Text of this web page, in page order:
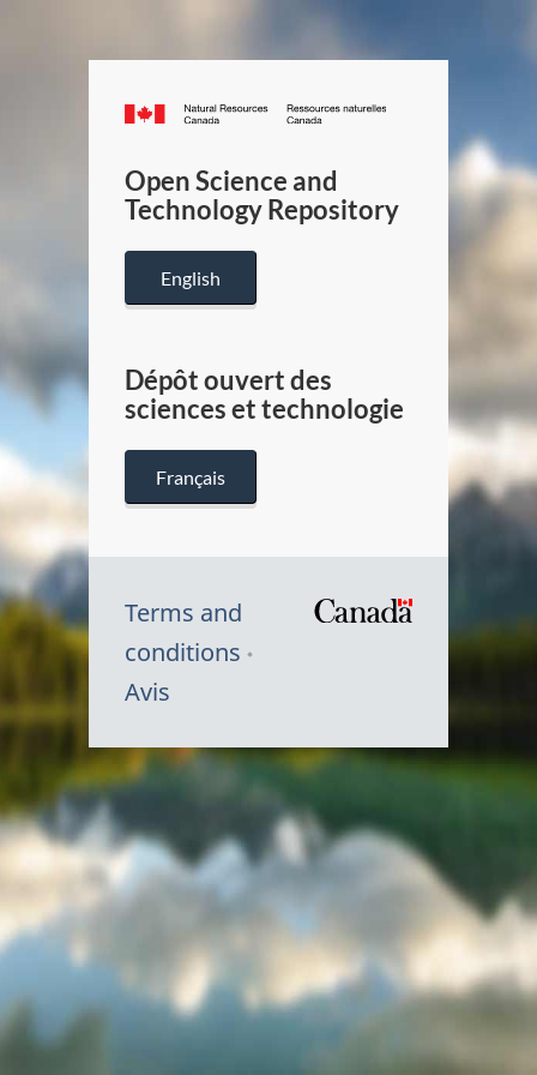
Canada.ca
/
Canada
Open Science and
Technology Repository
English
Dépôt ouvert des
sciences et technologie
Français
Terms and
conditions
Avis
Symbole
du